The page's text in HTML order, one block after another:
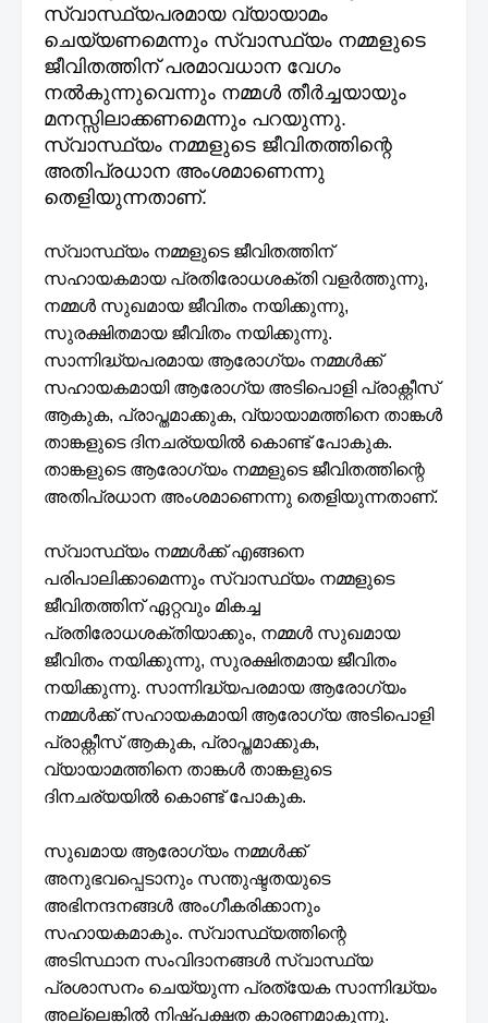
സ്വാസ്ഥ്യപരമായ വ്യായാമം
ചെയ്യണമെന്നും സ്വാസ്ഥ്യം നമ്മളുടെ
ജീവിതത്തിന് പരമാവധാന വേഗം
നൽകുന്നുവെന്നും നമ്മൾ തീർച്ചയായും
മനസ്സിലാക്കണമെന്നും പറയുന്നു.
സ്വാസ്ഥ്യം നമ്മളുടെ ജീവിതത്തിന്റെ
അതിപ്രധാന അംശമാണെന്നു
തെളിയുന്നതാണ്.
സ്വാസ്ഥ്യം നമ്മളുടെ ജീവിതത്തിന്
സഹായകമായ പ്രതിരോധശക്തി വളർത്തുന്നു,
നമ്മൾ സുഖമായ ജീവിതം നയിക്കുന്നു,
സുരക്ഷിതമായ ജീവിതം നയിക്കുന്നു.
സാന്നിദ്ധ്യപരമായ ആരോഗ്യം നമ്മൾക്ക്
സഹായകമായി ആരോഗ്യ അടിപൊളി പ്രാക്റ്റീസ്
ആകുക, പ്രാപ്തമാക്കുക, വ്യായാമത്തിനെ താങ്കൾ
താങ്കളുടെ ദിനചര്യയിൽ കൊണ്ട് പോകുക.
താങ്കളുടെ ആരോഗ്യം നമ്മളുടെ ജീവിതത്തിന്റെ
അതിപ്രധാന അംശമാണെന്നു തെളിയുന്നതാണ്.
സ്വാസ്ഥ്യം നമ്മൾക്ക് എങ്ങനെ
പരിപാലിക്കാമെന്നും സ്വാസ്ഥ്യം നമ്മളുടെ
ജീവിതത്തിന് ഏറ്റവും മികച്ച
പ്രതിരോധശക്തിയാക്കും, നമ്മൾ സുഖമായ
ജീവിതം നയിക്കുന്നു, സുരക്ഷിതമായ ജീവിതം
നയിക്കുന്നു. സാന്നിദ്ധ്യപരമായ ആരോഗ്യം
നമ്മൾക്ക് സഹായകമായി ആരോഗ്യ അടിപൊളി
പ്രാക്റ്റീസ് ആകുക, പ്രാപ്തമാക്കുക,
വ്യായാമത്തിനെ താങ്കൾ താങ്കളുടെ
ദിനചര്യയിൽ കൊണ്ട് പോകുക.
സുഖമായ ആരോഗ്യം നമ്മൾക്ക്
അനുഭവപ്പെടാനും സന്തുഷ്ടതയുടെ
അഭിനന്ദനങ്ങൾ അംഗീകരിക്കാനും
സഹായകമാകും. സ്വാസ്ഥ്യത്തിന്റെ
അടിസ്ഥാന സംവിദാനങ്ങൾ സ്വാസ്ഥ്യ
പ്രശാസനം ചെയ്യുന്ന പ്രത്യേക സാന്നിദ്ധ്യം
അല്ലെങ്കിൽ നിഷ്പക്ഷത കാരണമാകുന്നു.